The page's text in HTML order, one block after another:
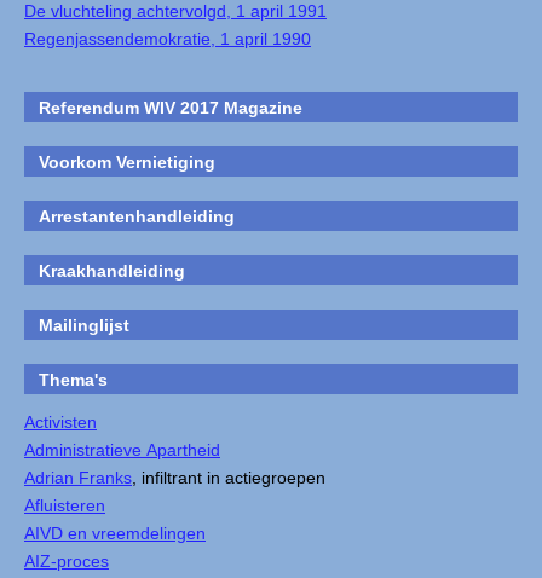
De vluchteling achtervolgd, 1 april 1991
Regenjassendemokratie, 1 april 1990
Referendum WIV 2017 Magazine
Voorkom Vernietiging
Arrestantenhandleiding
Kraakhandleiding
Mailinglijst
Thema's
Activisten
Administratieve Apartheid
Adrian Franks , infiltrant in actiegroepen
Afluisteren
AIVD en vreemdelingen
AIZ-proces